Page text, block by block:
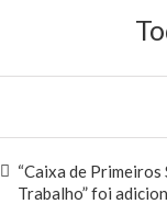
“Caixa de
Trabalho” foi